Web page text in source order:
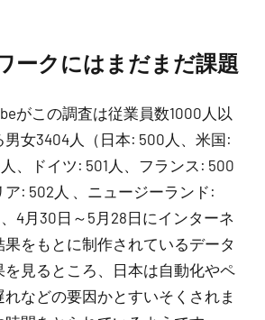
ークにはまだまだ課題
がこの調査は従業員数1000人以
男女3404人（日本: 500人、米国:
、ドイツ: 501人、フランス: 500
ア: 502人 、ニュージーランド:
4月30日～5月28日にインターネ
果をもとに制作されているデータ
を見るところ、日本は自動化やペ
などの要因かとすいそくされま